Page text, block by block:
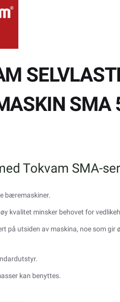
SMA
Tokvam SMA-
bæremaskiner.
kvalitet minsker behovet for
på utsiden av maskina, noe som gir
kan benyttes.